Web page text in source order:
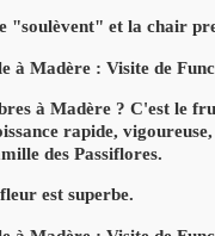
"soulèvent" et la chair
à Madère ? C'est le
rapide,
des Passiflores.
est superbe.